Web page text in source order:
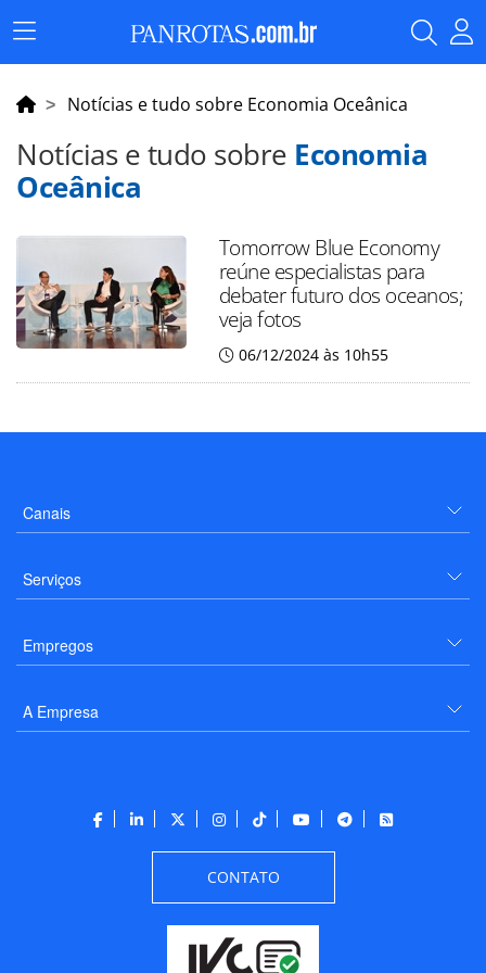
Menu
Principal
Notícias e tudo sobre Economia Oceânica
Notícias e tudo sobre Economia
Oceânica
Tomorrow Blue Economy
reúne especialistas para
debater futuro dos oceanos;
veja fotos
06/12/2024 às 10h55
Canais
Serviços
Empregos
A Empresa
CONTATO